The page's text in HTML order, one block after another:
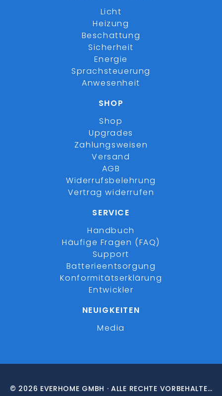
Licht
Heizung
Beschattung
Sicherheit
Energie
Sprachsteuerung
Anwesenheit
SHOP
Shop
Upgrades
Zahlungsweisen
Versand
AGB
Widerrufsbelehrung
Vertrag widerrufen
SERVICE
Handbuch
Häufige Fragen (FAQ)
Support
Batterieentsorgung
Konformitätserklärung
Entwickler
NEUIGKEITEN
Media
© 2026 EVERHOME GMBH · ALLE RECHTE VORBEHALTEN